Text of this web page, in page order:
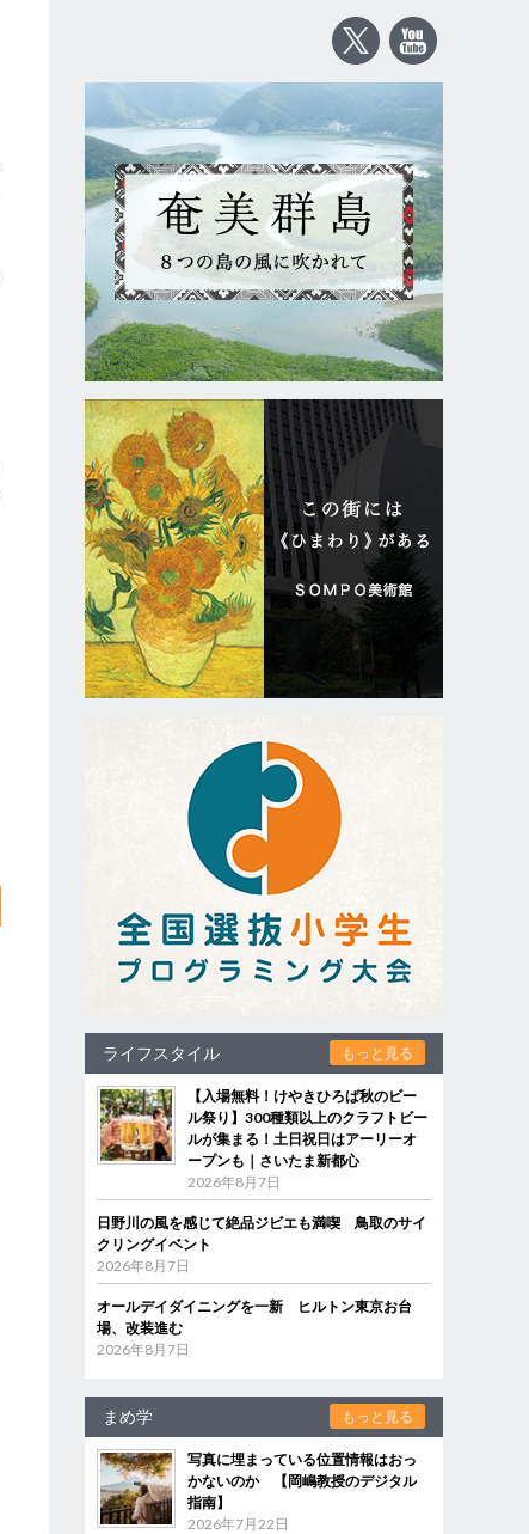
ライフスタイル もっと見る
【入場無料！けやきひろば秋のビー
ル祭り】300種類以上のクラフトビー
ルが集まる！土日祝日はアーリーオ
ープンも｜さいたま新都心
2026年8月7日
日野川の風を感じて絶品ジビエも満喫 鳥取のサイ
クリングイベント
2026年8月7日
オールデイダイニングを一新 ヒルトン東京お台
場、改装進む
2026年8月7日
まめ学 もっと見る
写真に埋まっている位置情報はおっ
かないのか 【岡嶋教授のデジタル
指南】
2026年7月22日